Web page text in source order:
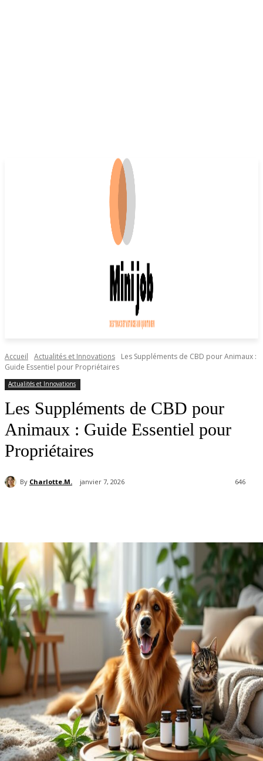
Accueil Actualités et Innovations
Les Suppléments de CBD pour Animaux :
Guide Essentiel pour Propriétaires
Actualités et Innovations
Les Suppléments de CBD pour
Animaux : Guide Essentiel pour
Propriétaires
By Charlotte.M. janvier 7, 2026 646